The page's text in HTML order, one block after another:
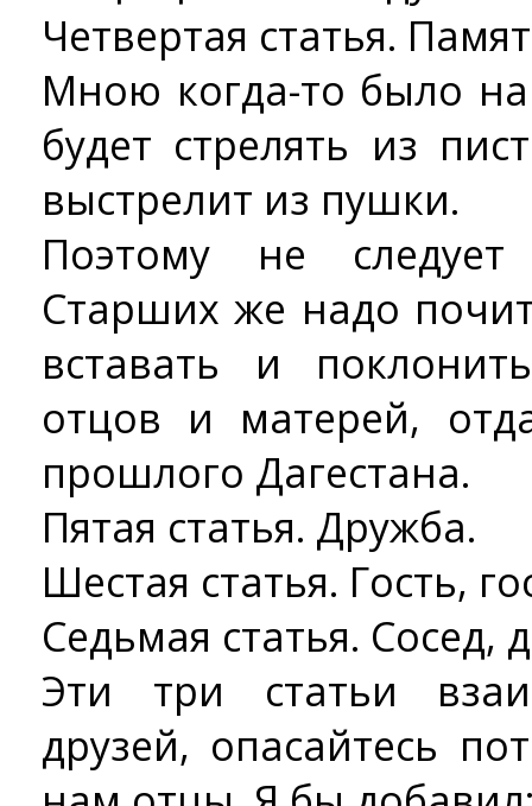
Четвертая статья.
Мною когда-то было
будет стрелять из
выстрелит из пушки.
Поэтому не
Старших же надо
вставать и
отцов и матерей,
прошлого Дагестана.
Пятая статья. Дружба.
Шестая статья. Гость,
Седьмая статья. Сосед,
Эти три статьи
друзей, опасайтесь